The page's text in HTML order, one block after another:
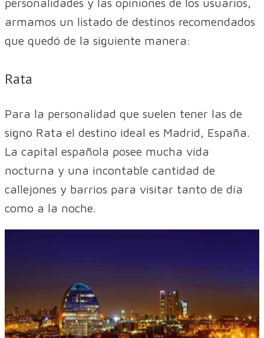
personalidades y las opiniones de los usuarios,
armamos un listado de destinos recomendados
que quedó de la siguiente manera:
Rata
Para la personalidad que suelen tener las de
signo Rata el destino ideal es Madrid, España.
La capital española posee mucha vida
nocturna y una incontable cantidad de
callejones y barrios para visitar tanto de día
como a la noche.